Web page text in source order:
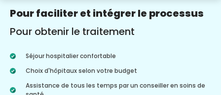
Pour faciliter et intégrer le processus
Pour obtenir le traitement
Séjour hospitalier confortable
Choix d'hôpitaux selon votre budget
Assistance de tous les temps par un conseiller en soins de